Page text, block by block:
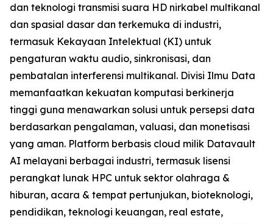
dan teknologi transmisi suara HD nirkabel multikanal
dan spasial dasar dan terkemuka di industri,
termasuk Kekayaan Intelektual (KI) untuk
pengaturan waktu audio, sinkronisasi, dan
pembatalan interferensi multikanal. Divisi Ilmu Data
memanfaatkan kekuatan komputasi berkinerja
tinggi guna menawarkan solusi untuk persepsi data
berdasarkan pengalaman, valuasi, dan monetisasi
yang aman. Platform berbasis cloud milik Datavault
AI melayani berbagai industri, termasuk lisensi
perangkat lunak HPC untuk sektor olahraga &
hiburan, acara & tempat pertunjukan, bioteknologi,
pendidikan, teknologi keuangan, real estate,